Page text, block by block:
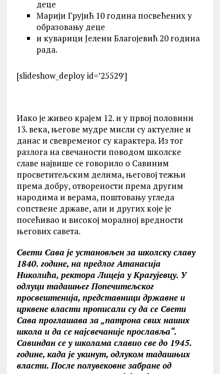
деце
Марији Грујић 10 година посвећених у
образовању деце
и куварици Јелени Благојевић 20 година
рада.
[slideshow_deploy id=’25529′]
Иако је живео крајем 12. и у првој половини
13. века, његове мудре мисли су актуелне и
данас и свевременог су карактера. Из тог
разлога на свечаности поводом школске
славе највише се говорило о Савиним
просветитељским делима, његовој тежњи
према добру, отворености према другим
народима и верама, поштовању угледа
сопствене државе, али и других које је
посећивао и високој моралној вредности
његових савета.
Свети Сава је установљен за школску славу
1840. године, на предлог Атанасија
Николића, ректора Лицеја у Крагујевцу. У
одлуци тадашњег Попечитељског
просвештенија, представници државне и
црквене власти прописали су да се Свети
Сава проглашава за „патрона свих наших
школа и да се најсвечаније прославља“.
Савиндан се у школама славио све до 1945.
године, када је укинут, одлуком тадашњих
власти. После полувековне забране од